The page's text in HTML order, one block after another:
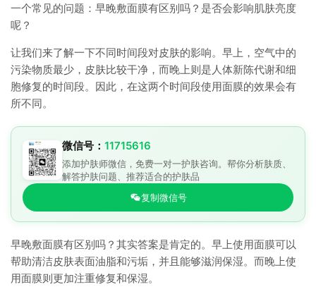
一个常见的问题：早晚敷面膜有区别吗？是否会影响肌肤亮度
呢？
让我们来了解一下不同时间段对皮肤的影响。早上，空气中的
污染物质最少，皮肤比较干净，而晚上则是人体新陈代谢和细
胞修复的时间段。因此，在这两个时间段使用面膜的效果会有
所不同。
微信号： 11715616
添加护肤师微信，免费一对一护肤咨询。帮你分析肤质、
解答护肤问题、推荐适合的护肤品
复制微信号
早晚敷面膜有区别吗？其实答案是肯定的。早上使用面膜可以
帮助清洁皮肤表面油脂和污垢，并且能够滋润保湿。而晚上使
用面膜则更加注重修复和保湿。